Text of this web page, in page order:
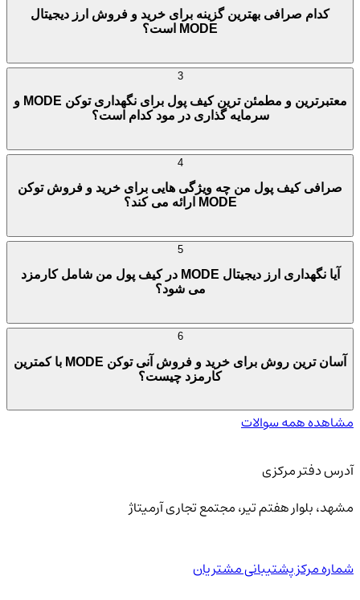
کدام صرافی بهترین گزینه برای خرید و فروش ارز دیجیتال
MODE است؟
معتبرترین و مطمئن ترین کیف پول برای نگهداری توکن MODE و
سرمایه گذاری در مود کدام است؟
صرافی کیف پول من چه ویژگی هایی برای خرید و فروش توکن
MODE ارائه می کند؟
آیا نگهداری ارز دیجیتال MODE در کیف پول من شامل کارمزد
می شود؟
آسان ترین روش برای خرید و فروش آنی توکن MODE با کمترین
کارمزد چیست؟
مشاهده همه سوالات
آدرس دفتر مرکزی
مشهد، بلوار هفتم تیر، مجتمع تجاری آرمیتاژ
شماره مرکز پشتیبانی مشتریان